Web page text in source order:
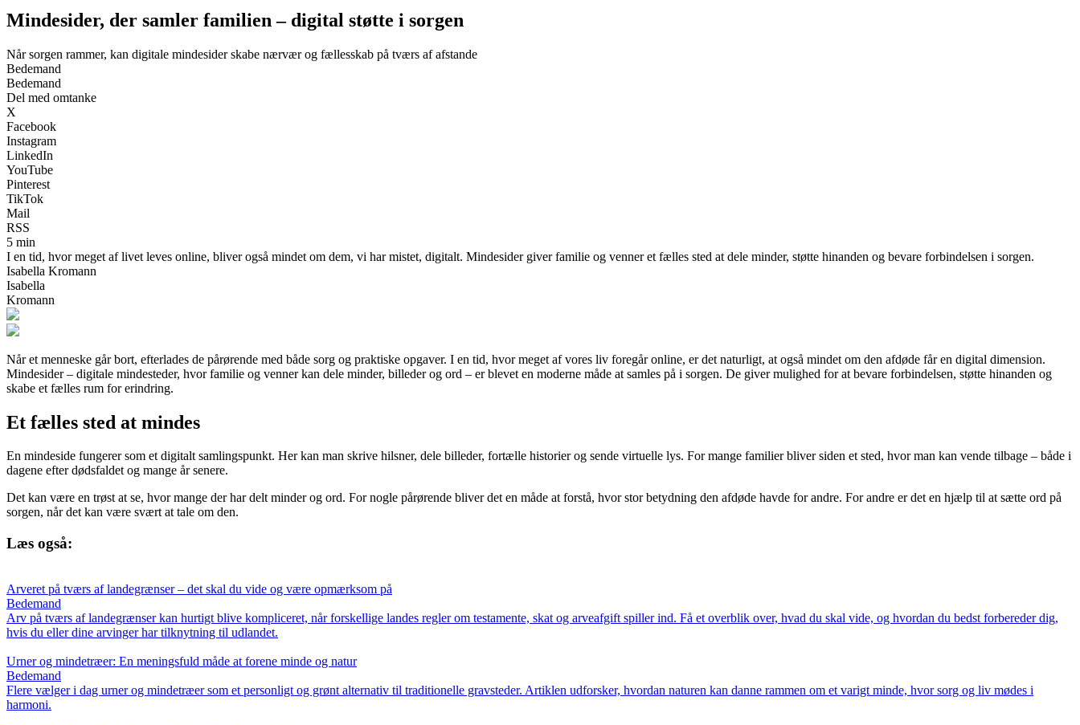
Mindesider, der samler familien – digital støtte i sorgen
Når sorgen rammer, kan digitale mindesider skabe nærvær og fællesskab på tværs af afstande
Bedemand
Bedemand
Del med omtanke
X
Facebook
Instagram
LinkedIn
YouTube
Pinterest
TikTok
Mail
RSS
5 min
I en tid, hvor meget af livet leves online, bliver også mindet om dem, vi har mistet, digitalt. Mindesider giver familie og venner et fælles sted at dele minder, støtte hinanden og bevare forbindelsen i sorgen.
Isabella Kromann
Isabella
Kromann
Når et menneske går bort, efterlades de pårørende med både sorg og praktiske opgaver. I en tid, hvor meget af vores liv foregår online, er det naturligt, at også mindet om den afdøde får en digital dimension.
Mindesider – digitale mindesteder, hvor familie og venner kan dele minder, billeder og ord – er blevet en moderne måde at samles på i sorgen. De giver mulighed for at bevare forbindelsen, støtte hinanden og
skabe et fælles rum for erindring.
Et fælles sted at mindes
En mindeside fungerer som et digitalt samlingspunkt. Her kan man skrive hilsner, dele billeder, fortælle historier og sende virtuelle lys. For mange familier bliver siden et sted, hvor man kan vende tilbage – både i
dagene efter dødsfaldet og mange år senere.
Det kan være en trøst at se, hvor mange der har delt minder og ord. For nogle pårørende bliver det en måde at forstå, hvor stor betydning den afdøde havde for andre. For andre er det en hjælp til at sætte ord på
sorgen, når det kan være svært at tale om den.
Læs også:
Arveret på tværs af landegrænser – det skal du vide og være opmærksom på
Bedemand
Arv på tværs af landegrænser kan hurtigt blive kompliceret, når forskellige landes regler om testamente, skat og arveafgift spiller ind. Få et overblik over, hvad du skal vide, og hvordan du bedst forbereder dig,
hvis du eller dine arvinger har tilknytning til udlandet.
Urner og mindetræer: En meningsfuld måde at forene minde og natur
Bedemand
Flere vælger i dag urner og mindetræer som et personligt og grønt alternativ til traditionelle gravsteder. Artiklen udforsker, hvordan naturen kan danne rammen om et varigt minde, hvor sorg og liv mødes i
harmoni.